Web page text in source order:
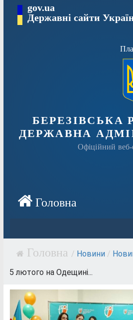
Перейтиgov.ua
Державні сайти
БЕРЕЗІВСЬКА
ДЕРЖАВНА
Офіційний веб-
/ Новини /
5 лютого на Одещині...